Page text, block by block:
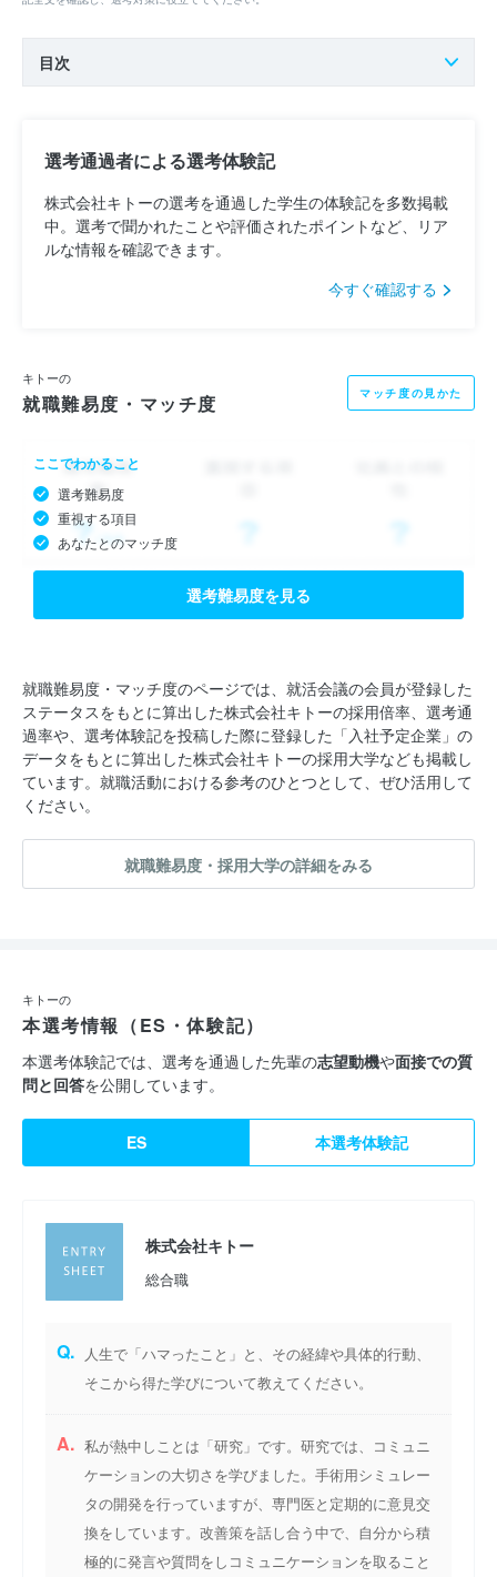
目次
選考通過者による選考体験記
株式会社キトーの選考を通過した学生の体験記を多数掲載
中。選考で聞かれたことや評価されたポイントなど、リア
ルな情報を確認できます。
今すぐ確認する
キトーの
就職難易度・マッチ度 マッチ度の見かた
ここでわかること
選考難易度
重視する項目
あなたとのマッチ度
選考難易度を見る
就職難易度・マッチ度のページでは、就活会議の会員が登録した
ステータスをもとに算出した株式会社キトーの採用倍率、選考通
過率や、選考体験記を投稿した際に登録した「入社予定企業」の
データをもとに算出した株式会社キトーの採用大学なども掲載し
ています。就職活動における参考のひとつとして、ぜひ活用して
ください。
就職難易度・採用大学の詳細をみる
キトーの
本選考情報（ES・体験記）
本選考体験記では、選考を通過した先輩の志望動機や面接での質
問と回答を公開しています。
ES 本選考体験記
株式会社キトー
総合職
Q. 人生で「ハマったこと」と、その経緯や具体的行動、
そこから得た学びについて教えてください。
A. 私が熱中しことは「研究」です。研究では、コミュニ
ケーションの大切さを学びました。手術用シミュレー
タの開発を行っていますが、専門医と定期的に意見交
換をしています。改善策を話し合う中で、自分から積
極的に発言や質問をしコミュニケーションを取ること